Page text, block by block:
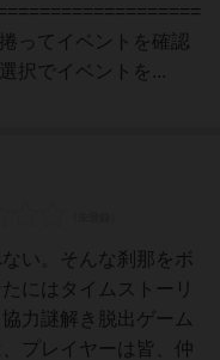
ってイベントを確認
択でイベントを...
い。そんな刹那をボ
にはタイムストーリ
力謎解き脱出ゲーム
プレイヤーは皆、仲